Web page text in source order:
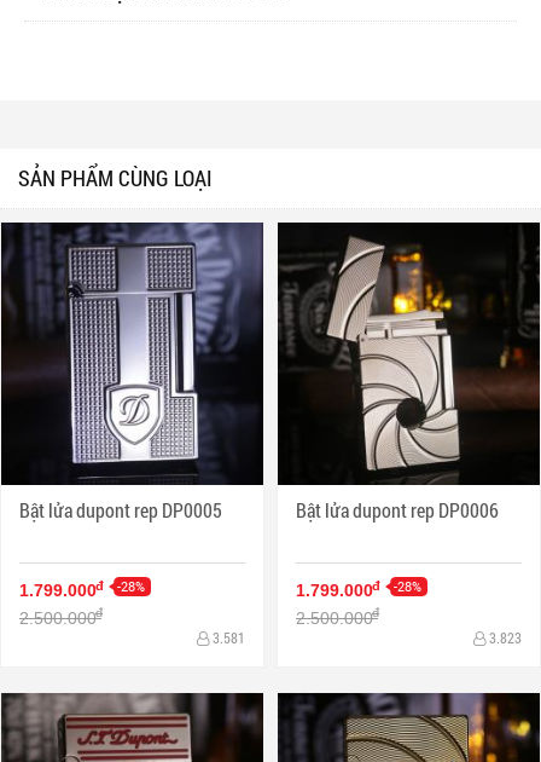
SẢN PHẨM CÙNG LOẠI
Bật lửa dupont rep DP0005
1.799.000đ -28%
2.500.000đ
3.581
Bật lửa dupont rep DP0006
1.799.000đ -28%
2.500.000đ
3.823